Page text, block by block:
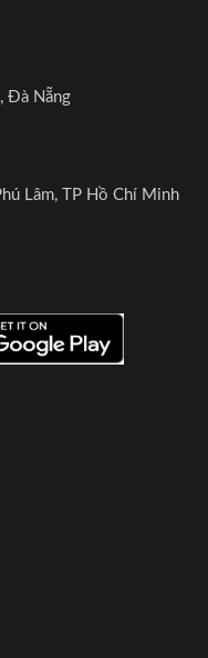
Đà Nẵng
Lâm, TP Hồ Chí Minh